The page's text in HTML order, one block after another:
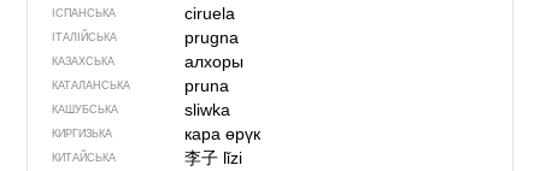
ІСПАНСЬКА ciruela
ІТАЛІЙСЬКА prugna
КАЗАХСЬКА алхоры
КАТАЛАНСЬКА pruna
КАШУБСЬКА sliwka
КИРГИЗЬКА кара өрүк
КИТАЙСЬКА 李子 lǐzi